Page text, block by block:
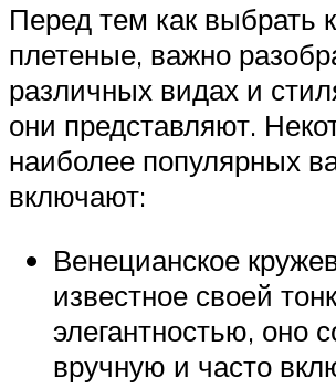
Перед тем как выбрать
плетеные, важно
различных видах и
они представляют.
наиболее популярных
включают:
Венецианское
известное своей
элегантностью, оно
вручную и часто